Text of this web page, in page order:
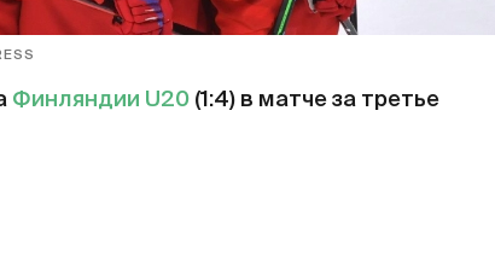
Финляндии U20 (1:4) в матче за третье